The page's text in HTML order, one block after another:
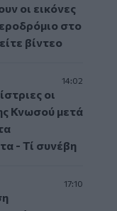
οι εικόνες
στο
βίντεο
14:02
οι
Κνωσού μετά
- Τί συνέβη
17:10